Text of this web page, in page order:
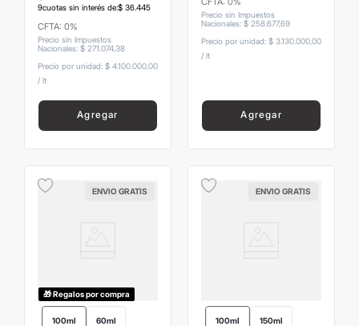
9cuotas sin interés de:$ 36.445
CFTA: 0%
Precio sin Impuestos
Nacionales: $ 271 074,38
Precio por unidad: $ 4.100.000,00
/ lt
Agregar
Precio sin Impuestos
Nacionales: $ 258677,69
Precio por unidad: $ 3.130.000,00
/ lt
Agregar
ENVIO GRATIS
🎁 Regalos por compra
100ml 60ml
ENVIO GRATIS
100ml 150ml